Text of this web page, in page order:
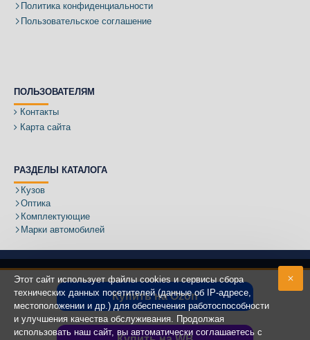
Купить на Ozon
Политика конфиденциальности
Пользовательское соглашение
ПОЛЬЗОВАТЕЛЯМ
Контакты
Карта сайта
РАЗДЕЛЫ КАТАЛОГА
Кузов
Оптика
Комплектующие
Марки автомобилей
Адрес:
Этот сайт использует файлы cookies и сервисы сбора
технических данных посетителей (данные об IP-адресе,
местоположении и др.) для обеспечения работоспособности
и улучшения качества обслуживания. Продолжая
использовать наш сайт, вы автоматически соглашаетесь с